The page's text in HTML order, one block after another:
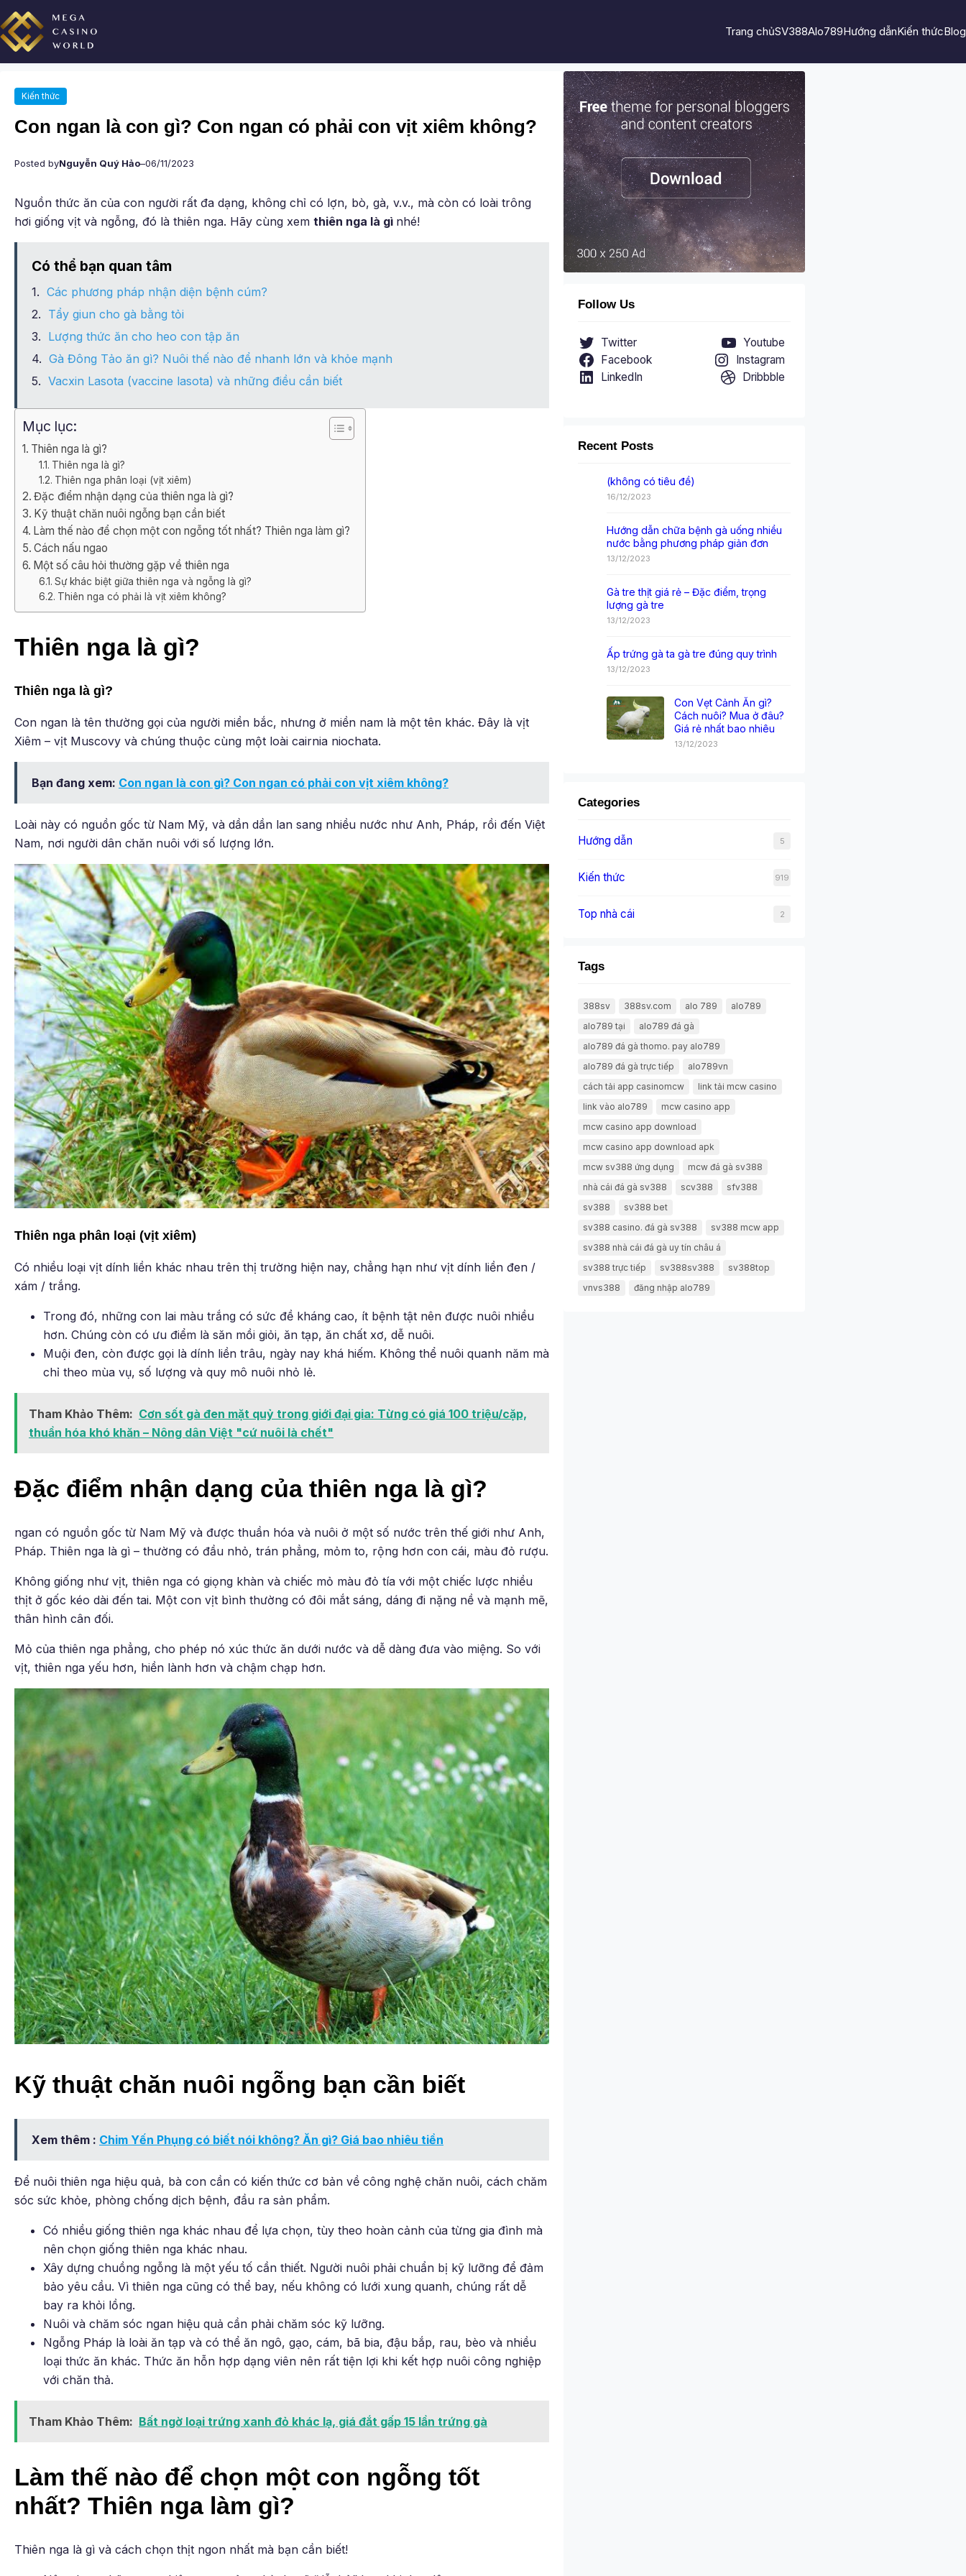
Chuyển
đến
phần
nội
Trang chủSV388Alo789Hướng dẫnKiến thứcBlog
Kiến thức
Con ngan là con gì? Con ngan có phải con vịt xiêm không?
Posted byNguyễn Quý Hảo–06/11/2023
Nguồn thức ăn của con người rất đa dạng, không chỉ có lợn, bò, gà, v.v., mà còn có loài trông
hơi giống vịt và ngỗng, đó là thiên nga. Hãy cùng xem thiên nga là gì nhé!
Có thể bạn quan tâm
Các phương pháp nhận diện bệnh cúm?
Tẩy giun cho gà bằng tỏi
Lượng thức ăn cho heo con tập ăn
Gà Đông Tảo ăn gì? Nuôi thế nào để nhanh lớn và khỏe mạnh
Vacxin Lasota (vaccine lasota) và những điều cần biết
Mục lục:
Thiên nga là gì?
Thiên nga là gì?
Thiên nga phân loại (vịt xiêm)
Đặc điểm nhận dạng của thiên nga là gì?
Kỹ thuật chăn nuôi ngỗng bạn cần biết
Làm thế nào để chọn một con ngỗng tốt nhất? Thiên nga làm gì?
Cách nấu ngao
Một số câu hỏi thường gặp về thiên nga
Sự khác biệt giữa thiên nga và ngỗng là gì?
Thiên nga có phải là vịt xiêm không?
Thiên nga là gì?
Thiên nga là gì?
Con ngan là tên thường gọi của người miền bắc, nhưng ở miền nam là một tên khác. Đây là vịt
Xiêm – vịt Muscovy và chúng thuộc cùng một loài cairnia niochata.
Bạn đang xem: Con ngan là con gì? Con ngan có phải con vịt xiêm không?
Loài này có nguồn gốc từ Nam Mỹ, và dần dần lan sang nhiều nước như Anh, Pháp, rồi đến Việt
Nam, nơi người dân chăn nuôi với số lượng lớn.
Thiên nga phân loại (vịt xiêm)
Có nhiều loại vịt dính liền khác nhau trên thị trường hiện nay, chẳng hạn như vịt dính liền đen /
xám / trắng.
Trong đó, những con lai màu trắng có sức đề kháng cao, ít bệnh tật nên được nuôi nhiều
hơn. Chúng còn có ưu điểm là săn mồi giỏi, ăn tạp, ăn chất xơ, dễ nuôi.
Muội đen, còn được gọi là dính liền trâu, ngày nay khá hiếm. Không thể nuôi quanh năm mà
chỉ theo mùa vụ, số lượng và quy mô nuôi nhỏ lẻ.
Tham Khảo Thêm: Cơn sốt gà đen mặt quỷ trong giới đại gia: Từng có giá 100 triệu/cặp,
thuần hóa khó khăn – Nông dân Việt "cứ nuôi là chết"
Đặc điểm nhận dạng của thiên nga là gì?
ngan có nguồn gốc từ Nam Mỹ và được thuần hóa và nuôi ở một số nước trên thế giới như Anh,
Pháp. Thiên nga là gì – thường có đầu nhỏ, trán phẳng, mỏm to, rộng hơn con cái, màu đỏ rượu.
Không giống như vịt, thiên nga có giọng khàn và chiếc mỏ màu đỏ tía với một chiếc lược nhiều
thịt ở gốc kéo dài đến tai. Một con vịt bình thường có đôi mắt sáng, dáng đi nặng nề và mạnh mẽ,
thân hình cân đối.
Mỏ của thiên nga phẳng, cho phép nó xúc thức ăn dưới nước và dễ dàng đưa vào miệng. So với
vịt, thiên nga yếu hơn, hiền lành hơn và chậm chạp hơn.
Kỹ thuật chăn nuôi ngỗng bạn cần biết
Xem thêm : Chim Yến Phụng có biết nói không? Ăn gì? Giá bao nhiêu tiền
Để nuôi thiên nga hiệu quả, bà con cần có kiến ​​thức cơ bản về công nghệ chăn nuôi, cách chăm
sóc sức khỏe, phòng chống dịch bệnh, đầu ra sản phẩm.
Có nhiều giống thiên nga khác nhau để lựa chọn, tùy theo hoàn cảnh của từng gia đình mà
nên chọn giống thiên nga khác nhau.
Xây dựng chuồng ngỗng là một yếu tố cần thiết. Người nuôi phải chuẩn bị kỹ lưỡng để đảm
bảo yêu cầu. Vì thiên nga cũng có thể bay, nếu không có lưới xung quanh, chúng rất dễ
bay ra khỏi lồng.
Nuôi và chăm sóc ngan hiệu quả cần phải chăm sóc kỹ lưỡng.
Ngỗng Pháp là loài ăn tạp và có thể ăn ngô, gạo, cám, bã bia, đậu bắp, rau, bèo và nhiều
loại thức ăn khác. Thức ăn hỗn hợp dạng viên nên rất tiện lợi khi kết hợp nuôi công nghiệp
với chăn thả.
Tham Khảo Thêm: Bất ngờ loại trứng xanh đỏ khác lạ, giá đắt gấp 15 lần trứng gà
Làm thế nào để chọn một con ngỗng tốt
nhất? Thiên nga làm gì?
Thiên nga là gì và cách chọn thịt ngon nhất mà bạn cần biết!
Follow Us
Twitter
Youtube
Facebook
Instagram
LinkedIn
Dribbble
Recent Posts
(không có tiêu đề)
16/12/2023
Hướng dẫn chữa bệnh gà uống nhiều
nước bằng phương pháp giản đơn
13/12/2023
Gà tre thịt giá rẻ – Đặc điểm, trọng
lượng gà tre
13/12/2023
Ấp trứng gà ta gà tre đúng quy trình
13/12/2023
Con Vẹt Cảnh Ăn gì?
Cách nuôi? Mua ở đâu?
Giá rẻ nhất bao nhiêu
13/12/2023
Categories
Hướng dẫn 5
Kiến thức 919
Top nhà cái 2
Tags
388sv 388sv.com alo 789
alo789
alo789 tại
alo789 đá gà
alo789 đá gà thomo. pay alo789
alo789 đá gà trực tiếp
alo789vn
cách tải app casinomcw
link tải mcw casino
link vào alo789
mcw casino app
mcw casino app download
mcw casino app download apk
mcw sv388 ứng dụng
mcw đá gà sv388
nhà cái đá gà sv388
scv388
sfv388
sv388
sv388 bet
sv388 casino. đá gà sv388
sv388 mcw app
sv388 nhà cái đá gà uy tín châu á
sv388 trực tiếp
sv388sv388
sv388top
vnvs388
đăng nhập alo789